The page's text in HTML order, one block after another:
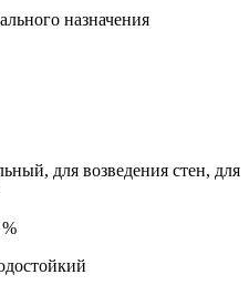
назначения
для возведения стен, для